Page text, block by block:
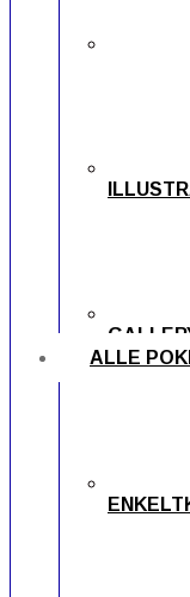
ALLE